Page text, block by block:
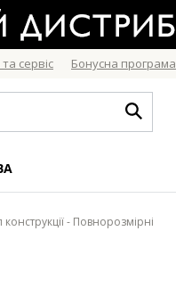
сервіс Бонусна програма
конструкції - Повнорозмірні